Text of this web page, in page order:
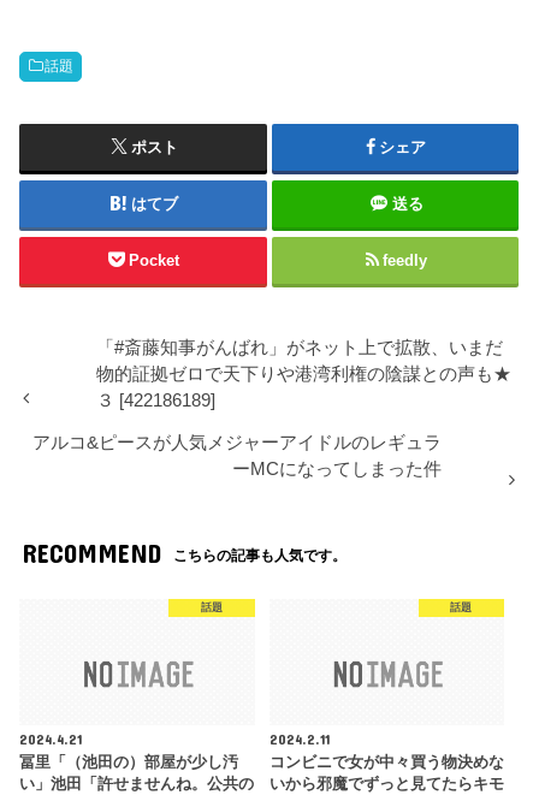
話題
ポスト シェア
はてブ 送る
Pocket feedly
「#斎藤知事がんばれ」がネット上で拡散、いまだ
物的証拠ゼロで天下りや港湾利権の陰謀との声も★
３ [422186189]
アルコ&ピースが人気メジャーアイドルのレギュラ
ーMCになってしまった件
RECOMMEND こちらの記事も人気です。
話題
2024.4.21
冨里「（池田の）部屋が少し汚
い」池田「許せませんね。公共の
話題
2024.2.11
コンビニで女が中々買う物決めな
いから邪魔でずっと見てたらキモ